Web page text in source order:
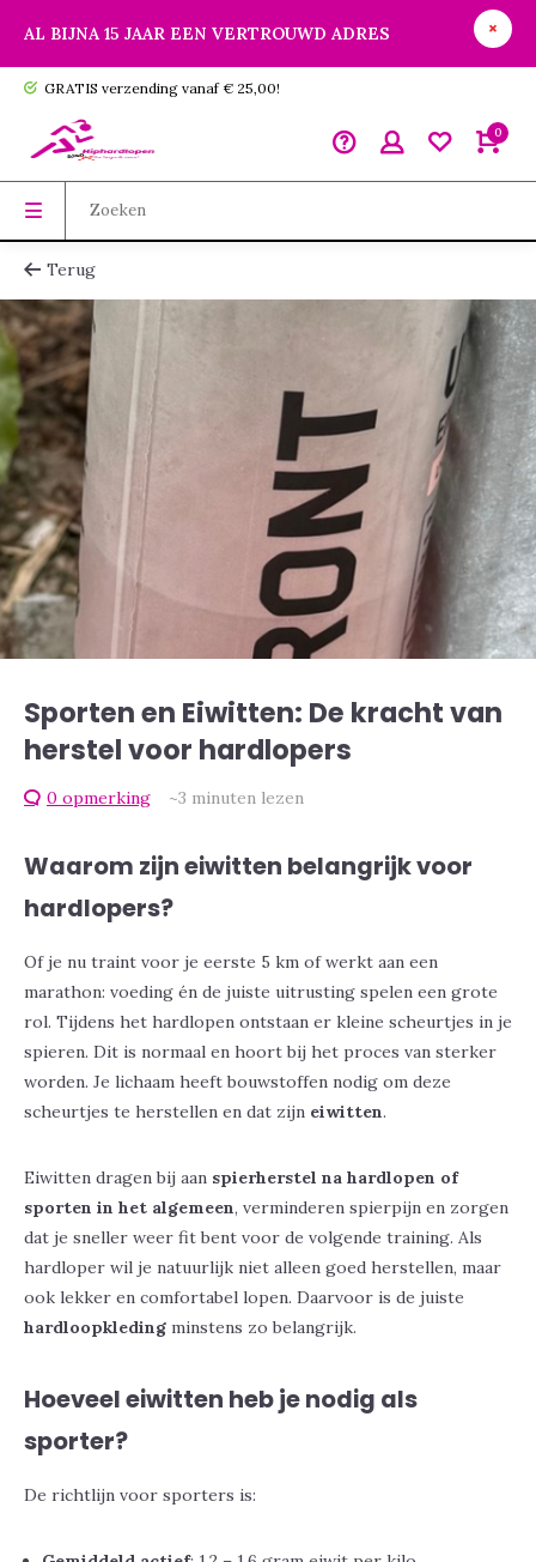
AL BIJNA 15 JAAR EEN VERTROUWD ADRES
GRATIS verzending vanaf € 25,00!
0
Terug
Sporten en Eiwitten: De kracht van
herstel voor hardlopers
0 opmerking ~3 minuten lezen
Waarom zijn eiwitten belangrijk voor
hardlopers?
Of je nu traint voor je eerste 5 km of werkt aan een
marathon: voeding én de juiste uitrusting spelen een grote
rol. Tijdens het hardlopen ontstaan er kleine scheurtjes in je
spieren. Dit is normaal en hoort bij het proces van sterker
worden. Je lichaam heeft bouwstoffen nodig om deze
scheurtjes te herstellen en dat zijn eiwitten.
Eiwitten dragen bij aan spierherstel na hardlopen of
sporten in het algemeen, verminderen spierpijn en zorgen
dat je sneller weer fit bent voor de volgende training. Als
hardloper wil je natuurlijk niet alleen goed herstellen, maar
ook lekker en comfortabel lopen. Daarvoor is de juiste
hardloopkleding minstens zo belangrijk.
Hoeveel eiwitten heb je nodig als
sporter?
De richtlijn voor sporters is: